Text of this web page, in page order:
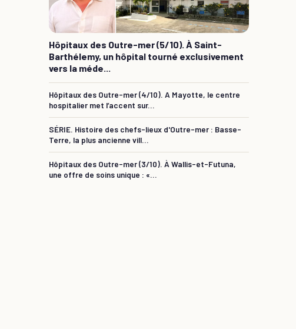
Hôpitaux des Outre-mer (5/10). À Saint-
Barthélemy, un hôpital tourné exclusivement
vers la méde...
Hôpitaux des Outre-mer (4/10). A Mayotte, le centre
hospitalier met l’accent sur...
SÉRIE. Histoire des chefs-lieux d'Outre-mer : Basse-
Terre, la plus ancienne vill...
Hôpitaux des Outre-mer (3/10). À Wallis-et-Futuna,
une offre de soins unique : «...